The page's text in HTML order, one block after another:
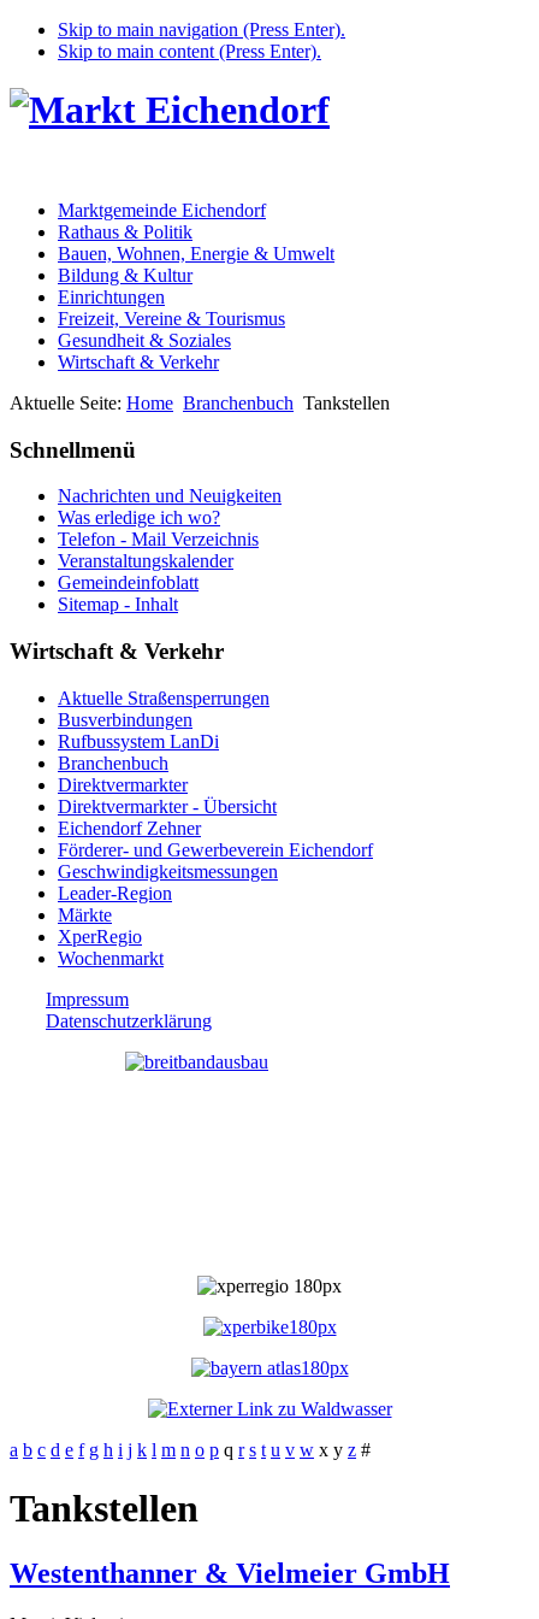
Skip to main navigation (Press Enter).
Skip to main content (Press Enter).
Marktgemeinde Eichendorf
Rathaus & Politik
Bauen, Wohnen, Energie & Umwelt
Bildung & Kultur
Einrichtungen
Freizeit, Vereine & Tourismus
Gesundheit & Soziales
Wirtschaft & Verkehr
Aktuelle Seite: Home Branchenbuch Tankstellen
Schnellmenü
Nachrichten und Neuigkeiten
Was erledige ich wo?
Telefon - Mail Verzeichnis
Veranstaltungskalender
Gemeindeinfoblatt
Sitemap - Inhalt
Wirtschaft & Verkehr
Aktuelle Straßensperrungen
Busverbindungen
Rufbussystem LanDi
Branchenbuch
Direktvermarkter
Direktvermarkter - Übersicht
Eichendorf Zehner
Förderer- und Gewerbeverein Eichendorf
Geschwindigkeitsmessungen
Leader-Region
Märkte
XperRegio
Wochenmarkt
Impressum
Datenschutzerklärung
a b c d e f g h i j k l m n o p q r s t u v w x y z #
Tankstellen
Westenthanner & Vielmeier GmbH